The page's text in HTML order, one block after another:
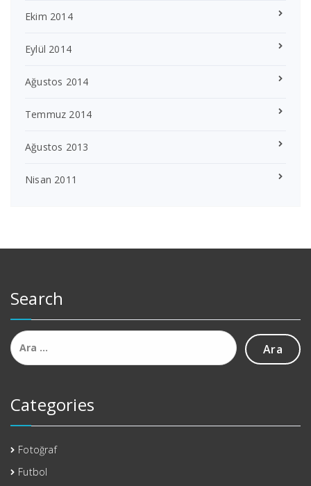
Ekim 2014
Eylül 2014
Ağustos 2014
Temmuz 2014
Ağustos 2013
Nisan 2011
Search
Arama:
Categories
Fotoğraf
Futbol